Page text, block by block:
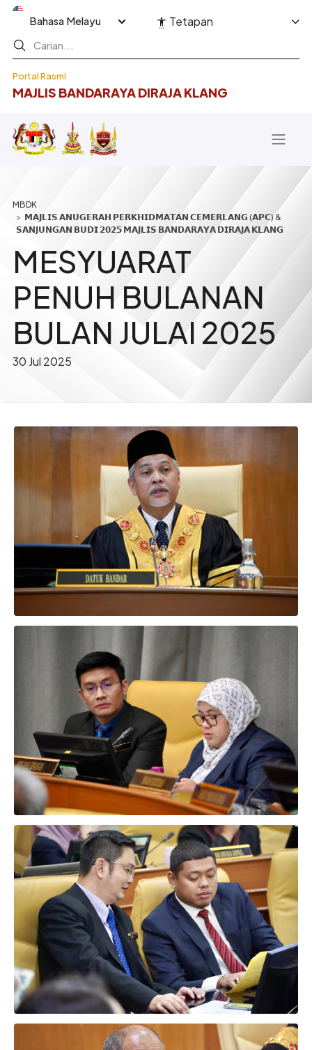
Langkau ke kandungan utama
Portal Rasmi
MAJLIS BANDARAYA DIRAJA KLANG
Select your language Tetapan
Breadcrumb
𝗠𝗔𝗝𝗟𝗜𝗦 𝗔𝗡𝗨𝗚𝗘𝗥𝗔𝗛 𝗣𝗘𝗥𝗞𝗛𝗜𝗗𝗠𝗔𝗧𝗔𝗡 𝗖𝗘𝗠𝗘𝗥𝗟𝗔𝗡𝗚 (𝗔𝗣𝗖) &
𝗦𝗔𝗡𝗝𝗨𝗡𝗚𝗔𝗡 𝗕𝗨𝗗𝗜 𝟮𝟬𝟮𝟱 𝗠𝗔𝗝𝗟𝗜𝗦 𝗕𝗔𝗡𝗗𝗔𝗥𝗔𝗬𝗔 𝗗𝗜𝗥𝗔𝗝𝗔 𝗞𝗟𝗔𝗡𝗚
MESYUARAT
PENUH BULANAN
BULAN JULAI 2025
30 Jul 2025